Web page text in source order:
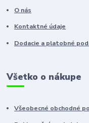
O nás
Kontaktné údaje
Dodacie a platobné
Všetko o nákupe
Všeobecné obchodné